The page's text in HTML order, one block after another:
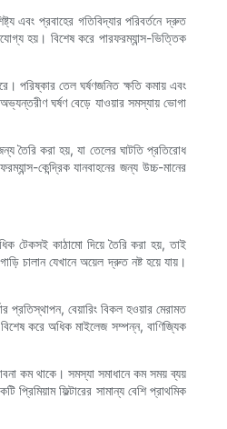
এবং প্রবাহের গতিবিদ্যার পরিবর্তনে দ্রুত
হয়। বিশেষ করে পারফরম্যান্স-ভিত্তিক
পরিষ্কার তেল ঘর্ষণজনিত ক্ষতি কমায় এবং
ঘর্ষণ বেড়ে যাওয়ার সমস্যায় ভোগা
তৈরি করা হয়, যা তেলের ঘাটতি প্রতিরোধ
কেন্দ্রিক যানবাহনের জন্য উচ্চ-মানের
টেকসই কাঠামো দিয়ে তৈরি করা হয়, তাই
চালান যেখানে অয়েল দ্রুত নষ্ট হয়ে যায়।
প্রতিস্থাপন, বেয়ারিং বিকল হওয়ার মেরামত
করে অধিক মাইলেজ সম্পন্ন, বাণিজ্যিক
কম থাকে। সমস্যা সমাধানে কম সময় ব্যয়
ফিল্টারের সামান্য বেশি প্রাথমিক